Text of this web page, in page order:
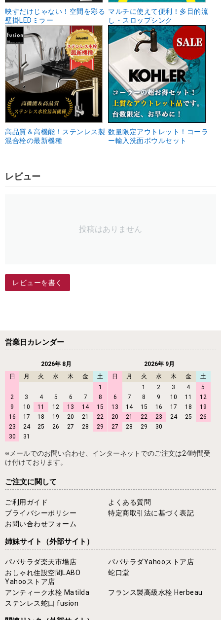
映すだけじゃない！空間を彩る
壁掛LEDミラー
マルチに使えて便利！多目的流
し・スロップシンク
高品質＆高機能！ステンレス製
混合栓の最新機種
数量限定アウトレット！コーラ
ー輸入洗面ボウルセット
レビュー
投稿はありません
レビューを書く
営業日カレンダー
2026年 8月
日
月 火 水 木 金
土
1
2
3 4 5 6 7
8
9
10 11 12 13 14
15
16
17 18 19 20 21
22
23
24 25 26 27 28
29
30
31
2026年 9月
日
月 火 水 木 金
土
1
2 3 4
5
6
7 8 9 10 11
12
13
14 15 16 17 18
19
20
21 22 23 24 25
26
27
28 29 30
※メールでのお問い合わせ、インターネットでのご注文は24時間受
け付けております。
ご注文に関して
ご利用ガイド
よくある質問
プライバシーポリシー
特定商取引法に基づく表記
お問い合わせフォーム
姉妹サイト （外部サイト）
パパサラダ楽天市場店
パパサラダYahooストア店
おしゃれ住設空間LABO
Yahooストア店
蛇口堂
アンティーク水栓 Matilda
フランス製高級水栓 Herbeau
ステンレス蛇口 fusion